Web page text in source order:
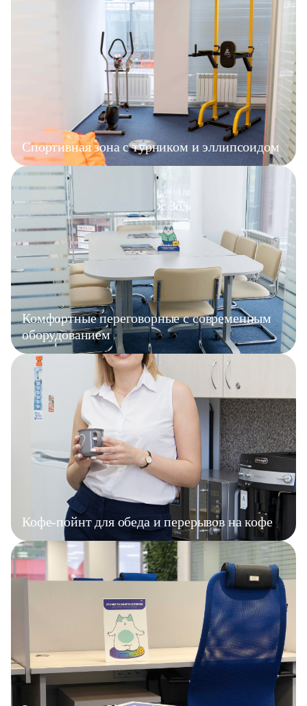
Спортивная зона с турником и эллипсоидом
Комфортные переговорные с современным
оборудованием
Кофе-пойнт для обеда и перерывов на кофе